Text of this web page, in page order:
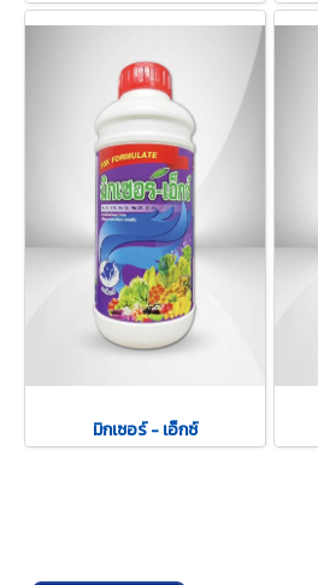
มิกเซอร์ - เอ็กซ์